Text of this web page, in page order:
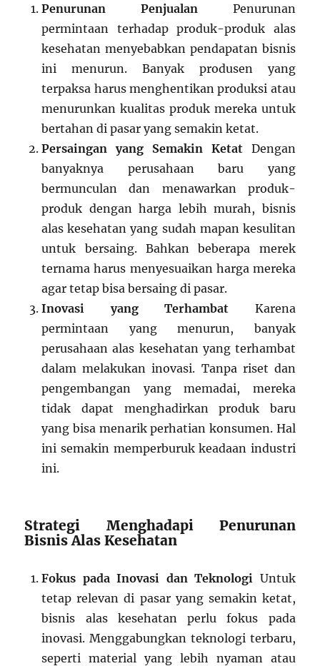
Penurunan Penjualan Penurunan
permintaan terhadap produk-produk alas
kesehatan menyebabkan pendapatan bisnis
ini menurun. Banyak produsen yang
terpaksa harus menghentikan produksi atau
menurunkan kualitas produk mereka untuk
bertahan di pasar yang semakin ketat.
Persaingan yang Semakin KetatDengan
banyaknya perusahaan baru yang
bermunculan dan menawarkan produk-
produk dengan harga lebih murah, bisnis
alas kesehatan yang sudah mapan kesulitan
untuk bersaing. Bahkan beberapa merek
ternama harus menyesuaikan harga mereka
agar tetap bisa bersaing di pasar.
Inovasi yang Terhambat Karena
permintaan yang menurun, banyak
perusahaan alas kesehatan yang terhambat
dalam melakukan inovasi. Tanpa riset dan
pengembangan yang memadai, mereka
tidak dapat menghadirkan produk baru
yang bisa menarik perhatian konsumen. Hal
ini semakin memperburuk keadaan industri
ini.
Strategi Menghadapi Penurunan
Bisnis Alas Kesehatan
Fokus pada Inovasi dan Teknologi Untuk
tetap relevan di pasar yang semakin ketat,
bisnis alas kesehatan perlu fokus pada
inovasi. Menggabungkan teknologi terbaru,
seperti material yang lebih nyaman atau